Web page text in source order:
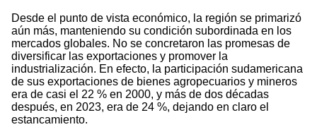
Desde el punto de vista económico, la región se primarizó
aún más, manteniendo su condición subordinada en los
mercados globales. No se concretaron las promesas de
diversificar las exportaciones y promover la
industrialización. En efecto, la participación sudamericana
de sus exportaciones de bienes agropecuarios y mineros
era de casi el 22 % en 2000, y más de dos décadas
después, en 2023, era de 24 %, dejando en claro el
estancamiento.